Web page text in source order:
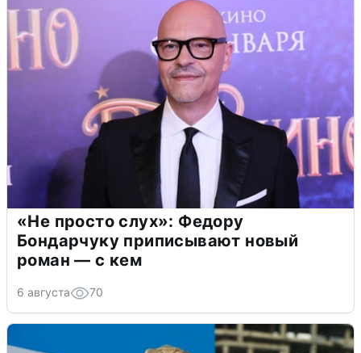
«Не просто слух»: Федору
Бондарчуку приписывают новый
роман — с кем
6 августа 70